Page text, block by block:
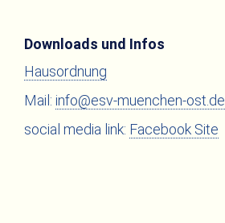
Downloads und Infos
Hausordnung
Mail: info@esv-muenchen-ost.de
social media link: Facebook Site